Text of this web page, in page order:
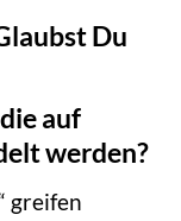
Du
auf
werden?
greifen